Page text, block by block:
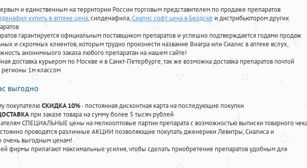
и единственным на территории России торговым представителем по продаже препаратов
купить в аптеке цена, силденафила,Сиалис софт цена в Бердске и дистрибьютором других
гарантируется официальным поставщиком препаратов и успешно подтверждается годами продаж
и скромных клиентов, которым трудно произнести название Виагра или Сиалис в аптеке вслух,
анонимныого заказа любого препаратан на нашем сайте!
доставка курьером по Москве и в Санкт-Петербурге, так же возможна доставка препаратов почтой
регионы 1м классом
выгодно
покупателюСКИДКА 10%- постоянная дисконтная карта на последующие покупки
при заказе товара на сумму более 5 тысяч рублей
СПЕЦИАЛЬНЫЕ цены на мелкооптовые партии препарата с возможностью выписки товарного
проводятся различные АКЦИИ позволяющие покупать дженерики Левитры, Сиалиса и
очень выгодным ценам!
фирмы прилагают максимальные усилия, чтобы сделать приобретение препаратов удобным для